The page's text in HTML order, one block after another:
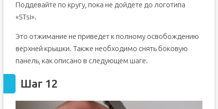
Поддевайте по кругу, пока не дойдете до логотипа
«STsi».
Это отжимание не приведет к полному освобождению
верхней крышки. Также необходимо снять боковую
панель, как описано в следующем шаге.
Шаг 12